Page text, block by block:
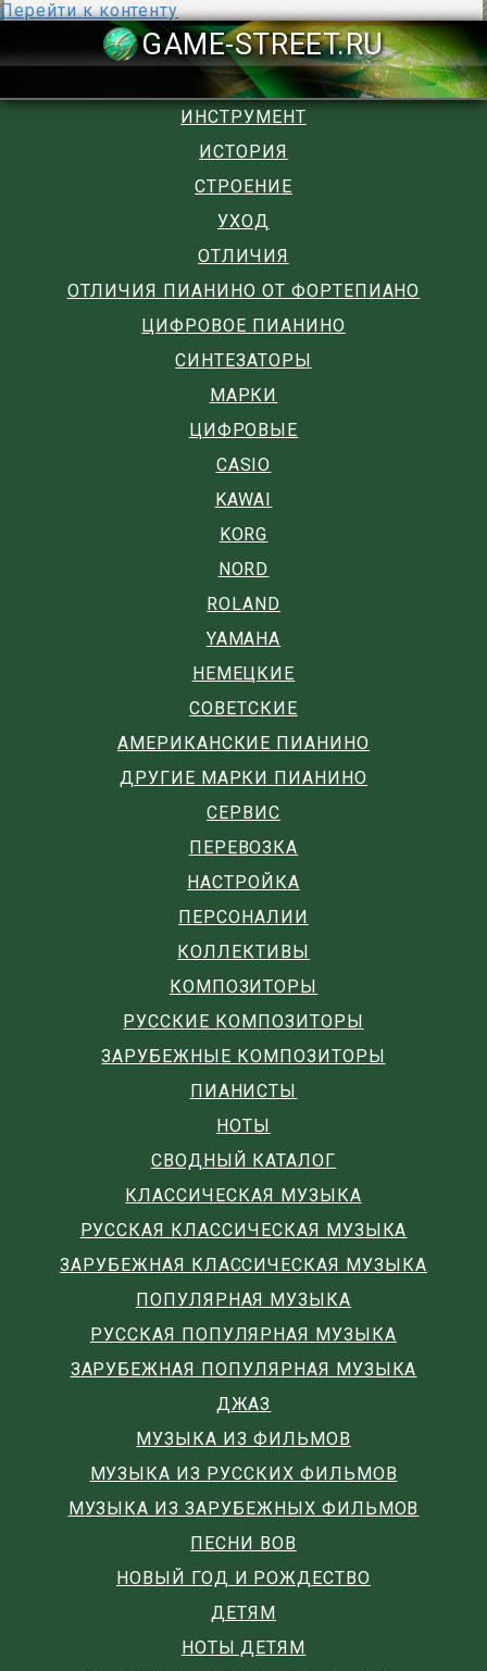
Перейти к контенту
GAME-
ИНСТРУМЕНТ
ИСТОРИЯ
СТРОЕНИЕ
УХОД
ОТЛИЧИЯ
ОТЛИЧИЯ ПИАНИНО ОТ ФОРТЕПИАНО
ЦИФРОВОЕ ПИАНИНО
СИНТЕЗАТОРЫ
МАРКИ
ЦИФРОВЫЕ
CASIO
KAWAI
KORG
NORD
ROLAND
YAMAHA
НЕМЕЦКИЕ
СОВЕТСКИЕ
АМЕРИКАНСКИЕ ПИАНИНО
ДРУГИЕ МАРКИ ПИАНИНО
СЕРВИС
ПЕРЕВОЗКА
НАСТРОЙКА
ПЕРСОНАЛИИ
КОЛЛЕКТИВЫ
КОМПОЗИТОРЫ
РУССКИЕ КОМПОЗИТОРЫ
ЗАРУБЕЖНЫЕ КОМПОЗИТОРЫ
ПИАНИСТЫ
НОТЫ
СВОДНЫЙ КАТАЛОГ
КЛАССИЧЕСКАЯ МУЗЫКА
РУССКАЯ КЛАССИЧЕСКАЯ МУЗЫКА
ЗАРУБЕЖНАЯ КЛАССИЧЕСКАЯ МУЗЫКА
ПОПУЛЯРНАЯ МУЗЫКА
РУССКАЯ ПОПУЛЯРНАЯ МУЗЫКА
ЗАРУБЕЖНАЯ ПОПУЛЯРНАЯ МУЗЫКА
ДЖАЗ
МУЗЫКА ИЗ ФИЛЬМОВ
МУЗЫКА ИЗ РУССКИХ ФИЛЬМОВ
МУЗЫКА ИЗ ЗАРУБЕЖНЫХ ФИЛЬМОВ
ПЕСНИ ВОВ
НОВЫЙ ГОД И РОЖДЕСТВО
ДЕТЯМ
НОТЫ ДЕТЯМ